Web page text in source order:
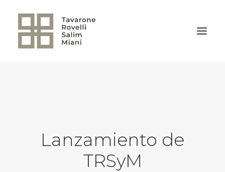
Lanzamiento de
TRSyM